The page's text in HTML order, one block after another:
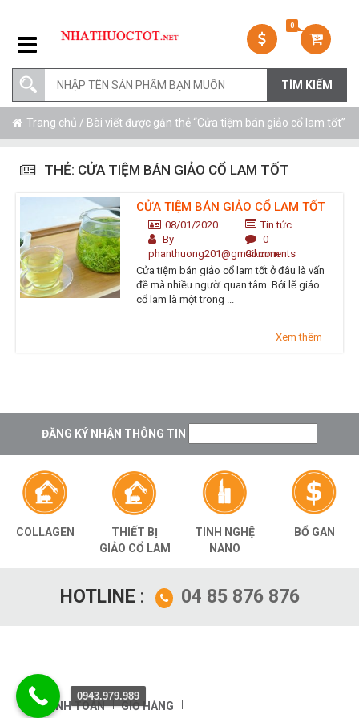
0
Trang chủ / Bài viết được gắn thẻ “Cửa tiệm bán giảo cổ lam tốt”
THẺ: CỬA TIỆM BÁN GIẢO CỔ LAM TỐT
CỬA TIỆM BÁN GIẢO CỔ LAM TỐT
08/01/2020
Tin tức
By
phanthuong201@gmail.com
0
Comments
Cửa tiệm bán giảo cổ lam tốt ở đâu là vấn
đề mà nhiều người quan tâm. Bởi lẽ giảo
cổ lam là một trong ...
Xem thêm
ĐĂNG KÝ NHẬN THÔNG TIN
COLLAGEN
THIẾT BỊ
GIẢO CỔ LAM
TINH NGHỆ
NANO
BỔ GAN
HOTLINE : 04 85 876 876
THANH TOÁN GIỎ HÀNG
0943.979.989